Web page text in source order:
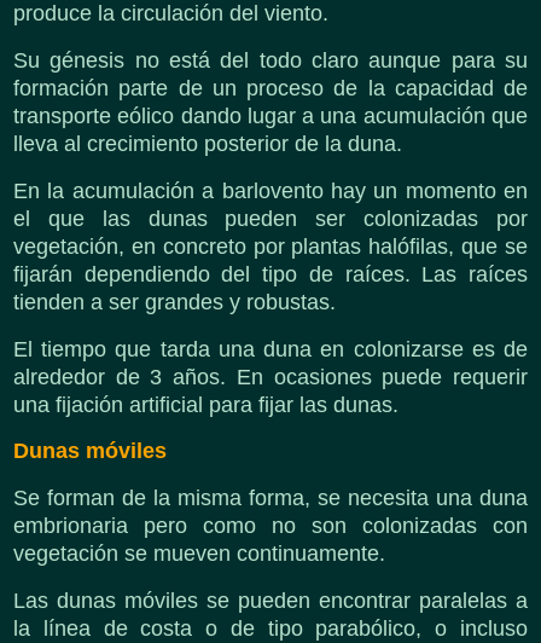
produce la circulación del viento.
Su génesis no está del todo claro aunque para su
formación parte de un proceso de la capacidad de
transporte eólico dando lugar a una acumulación que
lleva al crecimiento posterior de la duna.
En la acumulación a barlovento hay un momento en
el que las dunas pueden ser colonizadas por
vegetación, en concreto por plantas halófilas, que se
fijarán dependiendo del tipo de raíces. Las raíces
tienden a ser grandes y robustas.
El tiempo que tarda una duna en colonizarse es de
alrededor de 3 años. En ocasiones puede requerir
una fijación artificial para fijar las dunas.
Dunas móviles
Se forman de la misma forma, se necesita una duna
embrionaria pero como no son colonizadas con
vegetación se mueven continuamente.
Las dunas móviles se pueden encontrar paralelas a
la línea de costa o de tipo parabólico, o incluso